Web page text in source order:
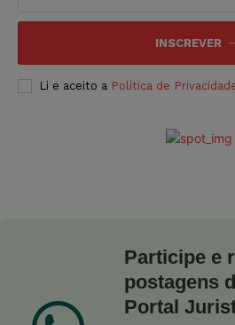
INSCREVER
Li e aceito a Política de
Participe e
postagens
Portal